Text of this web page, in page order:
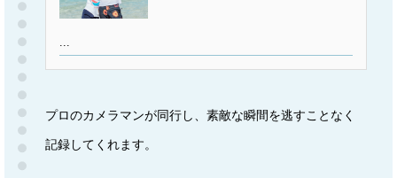
...
プロのカメラマンが同行し、素敵な瞬間を逃すことなく
記録してくれます。